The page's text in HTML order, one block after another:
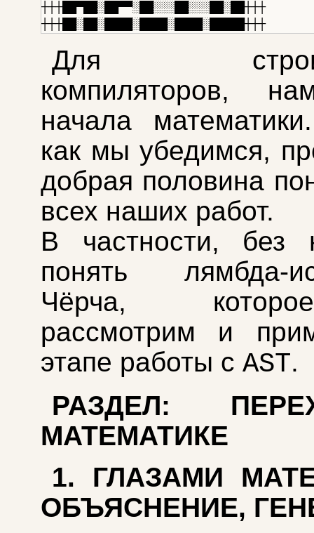
┼┼┼██▀██░██▀▀░██░░░██░░░██░██┼┼┼
Для
компиляторов,
начала
как мы убедимся,
добрая половина
всех наших работ.
В частности, без
понять лямбда-
Чёрча,
рассмотрим и
этапе работы с AST.
РАЗДЕЛ:
МАТЕМАТИКЕ
1. ГЛАЗАМИ
ОБЪЯСНЕНИЕ,